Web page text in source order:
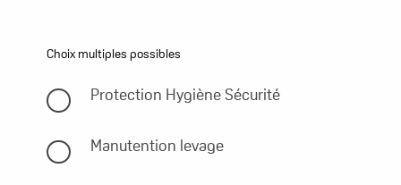
Choix multiples possibles
Protection Hygiène Sécurité
Manutention levage